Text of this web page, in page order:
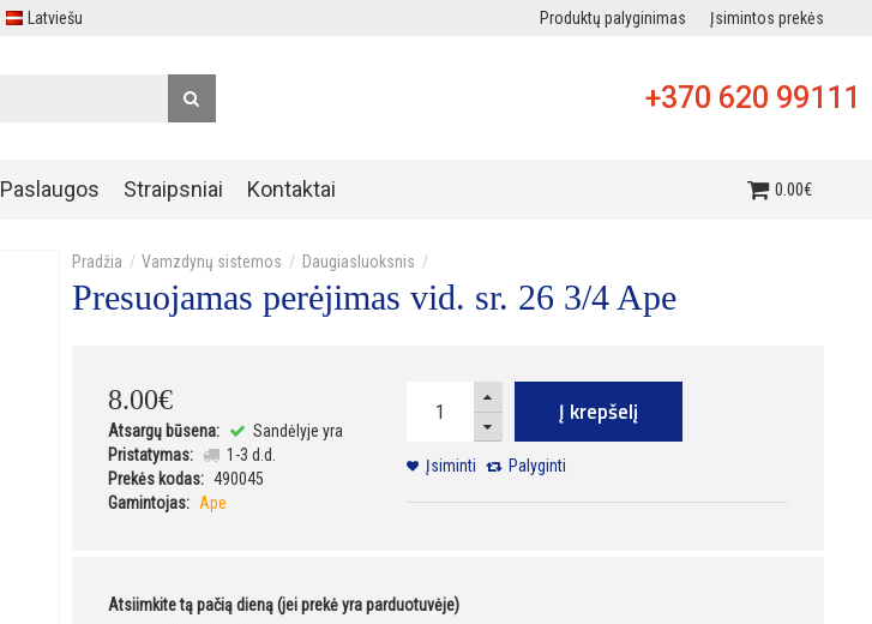
Latviešu Produktų palyginimas Įsimintos prekės
+370 620 99111
Paslaugos Straipsniai Kontaktai 0.00€
Vamzdynų sistemos Daugiasluoksnis
Presuojamas perėjimas vid. sr. 26 3/4 Ape
8.00€
Atsargų būsena:
Sandėlyje yra
Pristatymas:
1-3 d.d.
Prekės kodas: 490045
Gamintojas: Ape
Į krepšelį
Įsiminti Palyginti
Atsiimkite tą pačią dieną (jei prekė yra parduotuvėje)